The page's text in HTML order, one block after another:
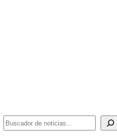
BUSCADOR DE NOTICIAS